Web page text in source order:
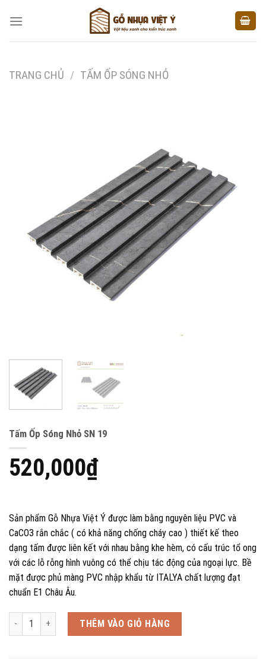
TRANG CHỦ / TẤM ỐP SÓNG NHỎ
Tấm Ốp Sóng Nhỏ SN 19
520,000₫
Sản phẩm Gỗ Nhựa Việt Ý được làm bằng nguyên liệu PVC và
CaCO3 rắn chắc ( có khả năng chống cháy cao ) thiết kế theo
dạng tấm được liên kết với nhau bằng khe hèm, có cấu trúc tổ ong
với các lỗ rỗng hình vuông có thể chịu tác động của ngoại lực. Bề
mặt được phủ màng PVC nhập khẩu từ ITALYA chất lượng đạt
chuẩn E1 Châu Âu.
Tấm Ốp Sóng Nhỏ SN 19 số lượngTHÊM VÀO GIỎ HÀNG